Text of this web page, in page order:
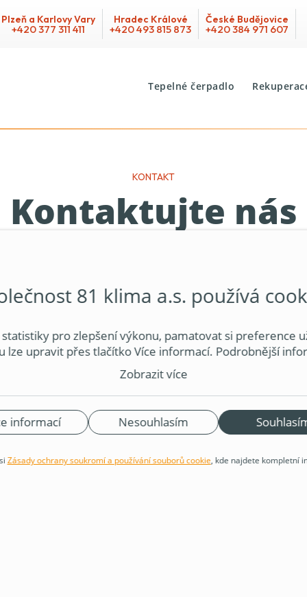
Plzeň a Karlovy Vary
+420 377 311 411
Hradec Králové
+420 493 815 873
České Budějovice
+420 384 971 607
Tepelné čerpadlo
KONTAKT
Kontaktujte nás
nás telefonicky, nebo
BRNO OSTRAVA PLZEŇ
—Českobrodská
81 klima a.s. používá
pro zlepšení výkonu, pamatovat si preference
lze upravit přes tlačítko Více informací. Podrobnější
naše Zásady ochrany soukromí a používání
souborů cookie a zpracováním souvisejících osobních
Zobrazit více
informací Nesouhlasím
Zásady ochrany soukromí a používání souborů cookie, kde najdete kompletní